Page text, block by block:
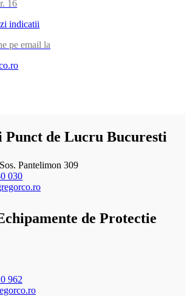
16
indicatii
pe email la
Punct de Lucru Bucuresti
Pantelimon 309
030
de Protectie
962